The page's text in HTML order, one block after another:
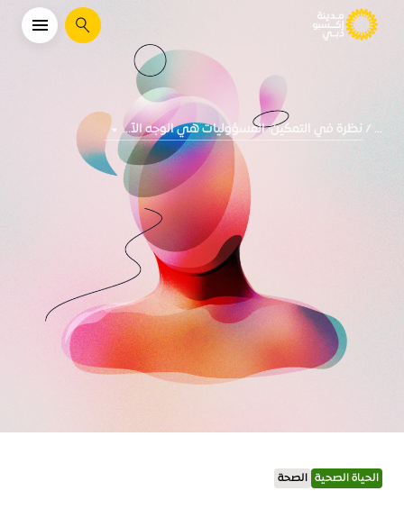
يبحث
... نظرة في التمكين: المسؤوليات هي الوجه الآ...
الحياة الصحية الصحة